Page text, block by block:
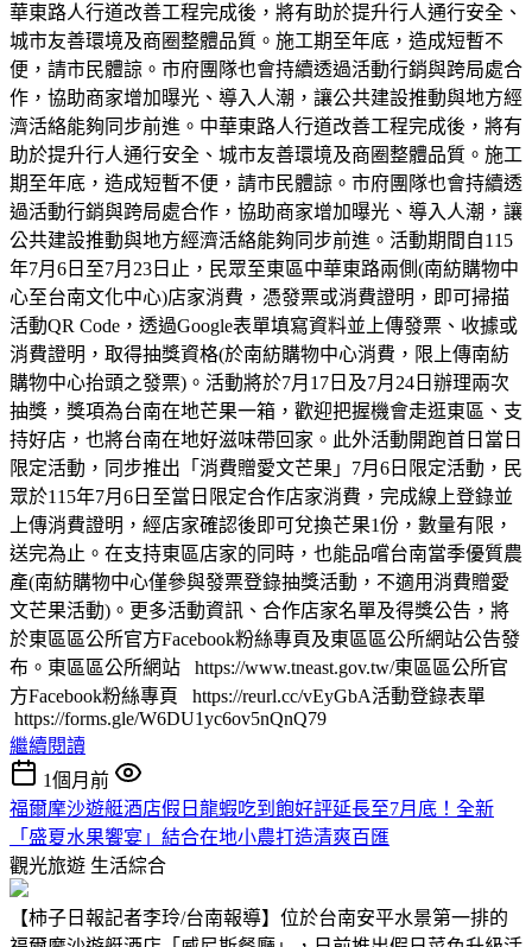
華東路人行道改善工程完成後，將有助於提升行人通行安全、
城市友善環境及商圈整體品質。施工期至年底，造成短暫不
便，請市民體諒。市府團隊也會持續透過活動行銷與跨局處合
作，協助商家增加曝光、導入人潮，讓公共建設推動與地方經
濟活絡能夠同步前進。中華東路人行道改善工程完成後，將有
助於提升行人通行安全、城市友善環境及商圈整體品質。施工
期至年底，造成短暫不便，請市民體諒。市府團隊也會持續透
過活動行銷與跨局處合作，協助商家增加曝光、導入人潮，讓
公共建設推動與地方經濟活絡能夠同步前進。活動期間自115
年7月6日至7月23日止，民眾至東區中華東路兩側(南紡購物中
心至台南文化中心)店家消費，憑發票或消費證明，即可掃描
活動QR Code，透過Google表單填寫資料並上傳發票、收據或
消費證明，取得抽獎資格(於南紡購物中心消費，限上傳南紡
購物中心抬頭之發票)。活動將於7月17日及7月24日辦理兩次
抽獎，獎項為台南在地芒果一箱，歡迎把握機會走逛東區、支
持好店，也將台南在地好滋味帶回家。此外活動開跑首日當日
限定活動，同步推出「消費贈愛文芒果」7月6日限定活動，民
眾於115年7月6日至當日限定合作店家消費，完成線上登錄並
上傳消費證明，經店家確認後即可兌換芒果1份，數量有限，
送完為止。在支持東區店家的同時，也能品嚐台南當季優質農
產(南紡購物中心僅參與發票登錄抽獎活動，不適用消費贈愛
文芒果活動)。更多活動資訊、合作店家名單及得獎公告，將
於東區區公所官方Facebook粉絲專頁及東區區公所網站公告發
布。東區區公所網站 https://www.tneast.gov.tw/東區區公所官
方Facebook粉絲專頁 https://reurl.cc/vEyGbA活動登錄表單
https://forms.gle/W6DU1yc6ov5nQnQ79
繼續閱讀
1個月前
福爾摩沙遊艇酒店假日龍蝦吃到飽好評延長至7月底！全新
「盛夏水果饗宴」結合在地小農打造清爽百匯
觀光旅遊 生活綜合
【柿子日報記者李玲/台南報導】位於台南安平水景第一排的